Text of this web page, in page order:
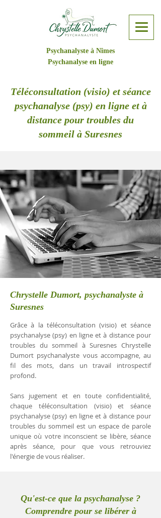
Psychanalyste à Nîmes
Psychanalyse en ligne
Téléconsultation (visio) et séance
psychanalyse (psy) en ligne et à
distance pour troubles du
sommeil à Suresnes
Chrystelle Dumort, psychanalyste à
Suresnes
Grâce à la téléconsultation (visio) et séance
psychanalyse (psy) en ligne et à distance pour
troubles du sommeil à Suresnes Chrystelle
Dumort psychanalyste vous accompagne, au
fil des mots, dans un travail introspectif
profond.
Sans jugement et en toute confidentialité,
chaque téléconsultation (visio) et séance
psychanalyse (psy) en ligne et à distance pour
troubles du sommeil est un espace de parole
unique où votre inconscient se libère, séance
après séance, pour que vous retrouviez
l'énergie de vous réaliser.
Qu'est-ce que la psychanalyse ?
Comprendre pour se libérer à